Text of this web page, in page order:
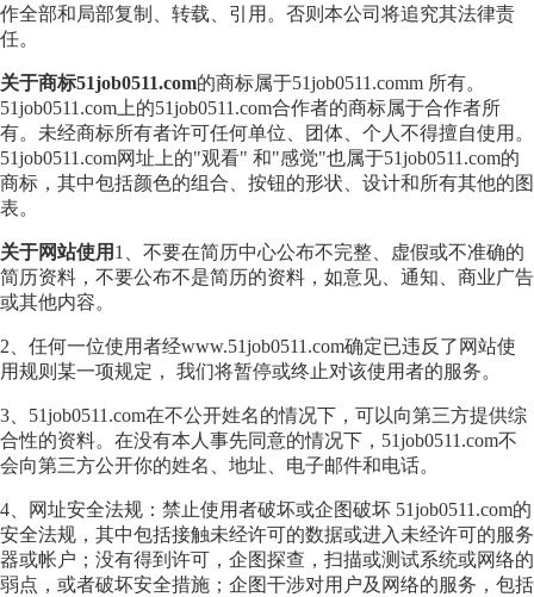
作全部和局部复制、转载、引用。否则本公司将追究其法律责
任。
关于商标51job0511.com的商标属于51job0511.comm 所有。
51job0511.com上的51job0511.com合作者的商标属于合作者所
有。未经商标所有者许可任何单位、团体、个人不得擅自使用。
51job0511.com网址上的"观看" 和"感觉"也属于51job0511.com的
商标，其中包括颜色的组合、按钮的形状、设计和所有其他的图
表。
关于网站使用 1、不要在简历中心公布不完整、虚假或不准确的
简历资料，不要公布不是简历的资料，如意见、通知、商业广告
或其他内容。
2、任何一位使用者经www.51job0511.com确定已违反了网站使
用规则某一项规定， 我们将暂停或终止对该使用者的服务。
3、51job0511.com在不公开姓名的情况下，可以向第三方提供综
合性的资料。在没有本人事先同意的情况下，51job0511.com不
会向第三方公开你的姓名、地址、电子邮件和电话。
4、网址安全法规：禁止使用者破坏或企图破坏 51job0511.com的
安全法规，其中包括接触未经许可的数据或进入未经许可的服务
器或帐户；没有得到许可，企图探查，扫描或测试系统或网络的
弱点，或者破坏安全措施；企图干涉对用户及网络的服务，包括